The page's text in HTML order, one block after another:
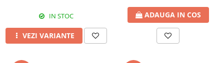
IN STOC
VEZI VARIANTE
ADAUGA IN COS